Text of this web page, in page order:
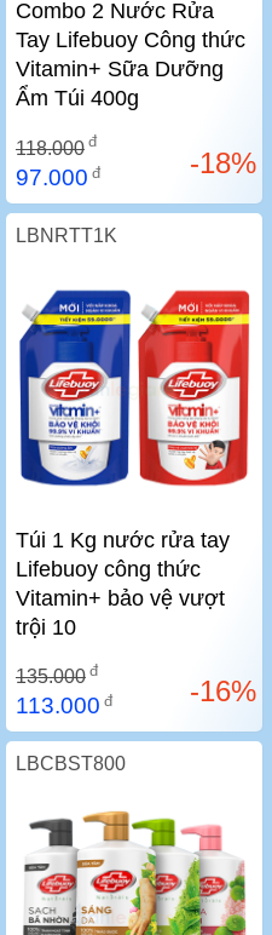
Combo 2 Nước Rửa
Tay Lifebuoy Công thức
Vitamin+ Sữa Dưỡng
Ẩm Túi 400g
118.000 đ
97.000 đ -18%
LBNRTT1K
Túi 1 Kg nước rửa tay
Lifebuoy công thức
Vitamin+ bảo vệ vượt
trội 10
135.000 đ
113.000 đ -16%
LBCBST800